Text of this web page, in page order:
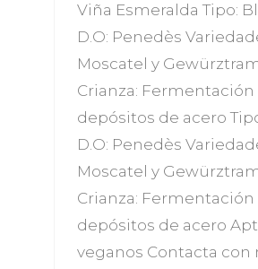
Viña Esmeralda Tipo:
D.O: Penedès
Moscatel y
Crianza: Fermentación
depósitos de acero
D.O: Penedès
Moscatel y
Crianza: Fermentación
depósitos de acero
veganos Contacta con